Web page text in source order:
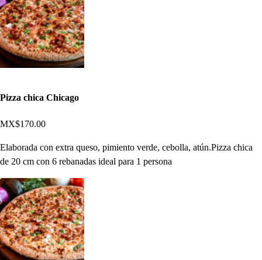
Pizza chica Chicago
MX$170.00
Elaborada con extra queso, pimiento verde, cebolla, atún.Pizza chica
de 20 cm con 6 rebanadas ideal para 1 persona